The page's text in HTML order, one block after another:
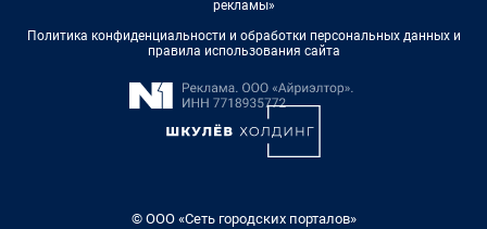
рекламы»
Политика конфиденциальности и обработки персональных данных и
правила использования сайта
© ООО «Сеть городских порталов»